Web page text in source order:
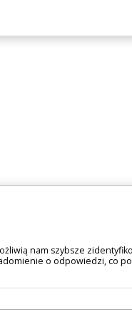
nam szybsze
o odpowiedzi, co